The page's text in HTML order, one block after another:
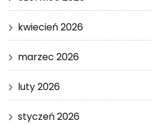
kwiecień 2026
marzec 2026
luty 2026
styczeń 2026